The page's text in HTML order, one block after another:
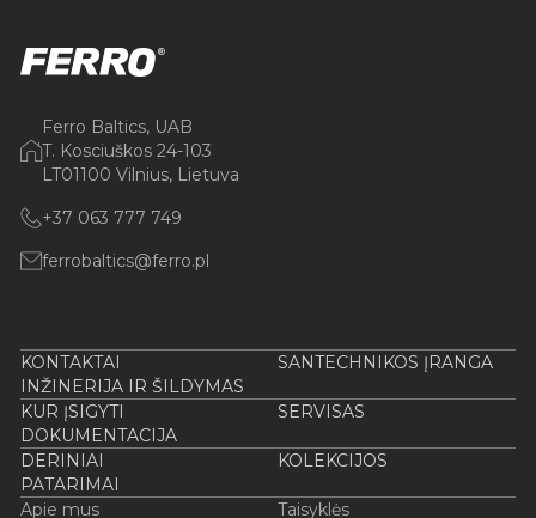
Ferro Baltics, UAB
T. Kosciuškos 24-103
LT01100 Vilnius, Lietuva
+37 063 777 749
ferrobaltics@ferro.pl
KONTAKTAI
SANTECHNIKOS ĮRANGA
INŽINERIJA IR ŠILDYMAS
KUR ĮSIGYTI
SERVISAS
DOKUMENTACIJA
DERINIAI
KOLEKCIJOS
PATARIMAI
Apie mus
Taisyklės